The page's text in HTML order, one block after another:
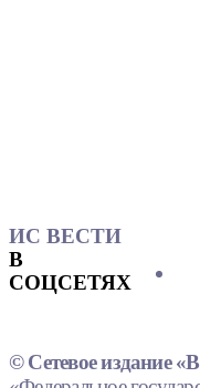
ИС ВЕСТИ
В
СОЦСЕТЯХ
© Сетевое издание